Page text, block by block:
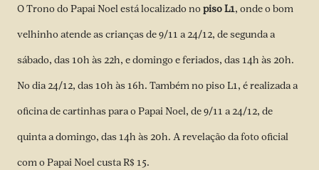
O Trono do Papai Noel está localizado nopiso L1, onde o bom
velhinho atende as crianças de 9/11 a 24/12, de segunda a
sábado, das 10h às 22h, e domingo e feriados, das 14h às 20h.
No dia 24/12, das 10h às 16h. Também no piso L1, é realizada a
oficina de cartinhas para o Papai Noel, de 9/11 a 24/12, de
quinta a domingo, das 14h às 20h. A revelação da foto oficial
com o Papai Noel custa R$ 15.